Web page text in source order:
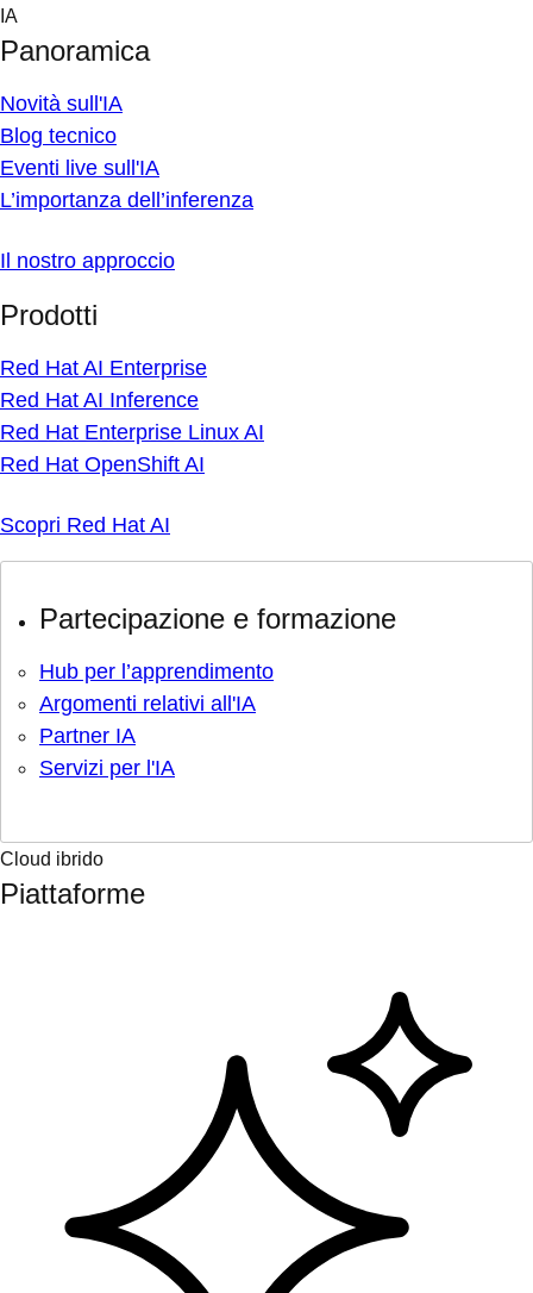
Skip
content
IA
Panoramica
Novità sull'IA
Blog tecnico
Eventi live sull'IA
L’importanza dell’inferenza
Il nostro approccio
Prodotti
Red Hat AI Enterprise
Red Hat AI Inference
Red Hat Enterprise Linux AI
Red Hat OpenShift AI
Scopri Red Hat AI
Partecipazione e formazione
Hub per l’apprendimento
Argomenti relativi all'IA
Partner IA
Servizi per l'IA
Cloud ibrido
Piattaforme